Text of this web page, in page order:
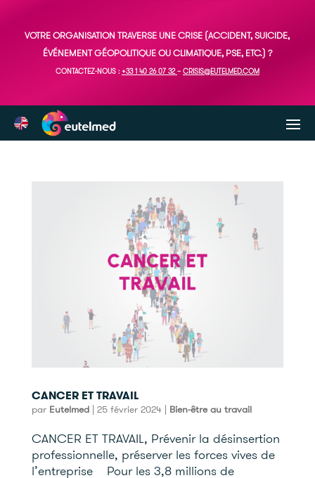
VOTRE ORGANISATION TRAVERSE UNE CRISE (ACCIDENT, SUICIDE,
ÉVÉNEMENT GÉOPOLITIQUE OU CLIMATIQUE, PSE, ETC.) ?
CONTACTEZ-NOUS : +33 1 40 26 07 32 – CRISIS@EUTELMED.COM
CANCER ET TRAVAIL
par Eutelmed| 25 février 2024| Bien-être au travail
CANCER ET TRAVAIL, Prévenir la désinsertion
professionnelle, préserver les forces vives de
l’entreprise Pour les 3,8 millions de